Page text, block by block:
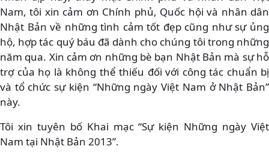
Nam, tôi xin cảm ơn Chính phủ, Quốc hội và nhân dân
Nhật Bản về những tình cảm tốt đẹp cũng như sự ủng
hộ, hợp tác quý báu đã dành cho chúng tôi trong những
năm qua. Xin cảm ơn những bè bạn Nhật Bản mà sự hỗ
trợ của họ là không thể thiếu đối với công tác chuẩn bị
và tổ chức sự kiện “Những ngày Việt Nam ở Nhật Bản”
này.
Tôi xin tuyên bố Khai mạc “Sự kiện Những ngày Việt
Nam tại Nhật Bản 2013”.